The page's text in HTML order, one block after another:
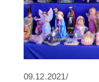
09.12.2021/